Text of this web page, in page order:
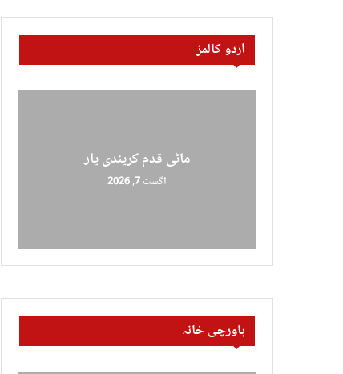
اردو کالمز
ماٹی قدم کریندی یار
اگست 7, 2026
باورچی خانہ